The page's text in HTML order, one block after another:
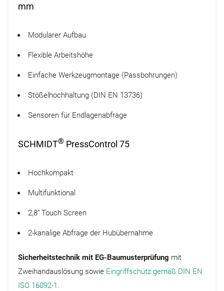
mm
Modularer Aufbau
Flexible Arbeitshöhe
Einfache Werkzeugmontage (Passbohrungen)
Stößelhochhaltung (DIN EN 13736)
Sensoren für Endlagenabfrage
SCHMIDT® PressControl 75
Hochkompakt
Multifunktional
2,8“ Touch Screen
2-kanalige Abfrage der Hubübernahme
Sicherheitstechnik mit EG-Baumusterprüfung mit
Zweihandauslösung sowie Eingriffschutz gemäß DIN EN
ISO 16092-1 .